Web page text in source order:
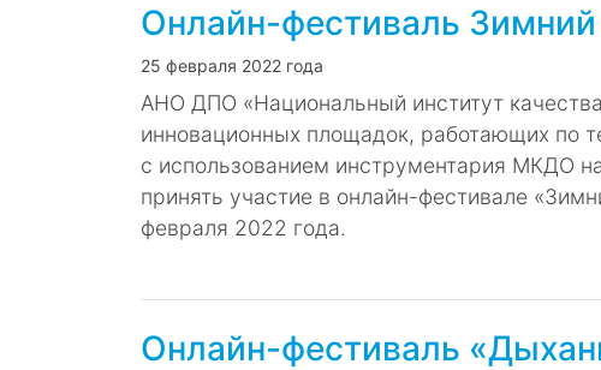
Онлайн-фестиваль
25 февраля 2022 года
АНО ДПО «Национальный институт
инновационных площадок, работающих по
с использованием инструментария МКДО
принять участие в онлайн-фестивале
февраля 2022 года.
Онлайн-фестиваль